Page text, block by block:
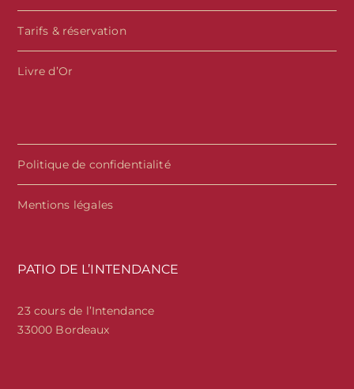
Tarifs & réservation
Livre d’Or
Politique de confidentialité
Mentions légales
PATIO DE L’INTENDANCE
23 cours de l’Intendance
33000 Bordeaux